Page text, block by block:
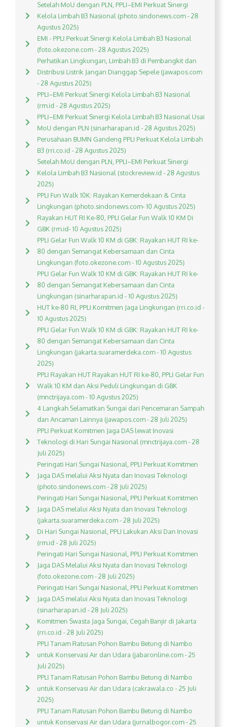
Setelah MoU dengan PLN, PPLI–EMI Perkuat Sinergi
Kelola Limbah B3 Nasional (photo.sindonews.com - 28
Agustus 2025)
EMI - PPLI Perkuat Sinergi Kelola Limbah B3 Nasional
(foto.okezone.com - 28 Agustus 2025)
Perhatikan Lingkungan, Limbah B3 di Pembangkit dan
Distribusi Listrik Jangan Dianggap Sepele (jawapos.com
- 28 Agustus 2025)
PPLI–EMI Perkuat Sinergi Kelola Limbah B3 Nasional
(rm.id - 28 Agustus 2025)
PPLI–EMI Perkuat Sinergi Kelola Limbah B3 Nasional Usai
MoU dengan PLN (sinarharapan.id - 28 Agustus 2025)
Perusahaan BUMN Gandeng PPLI Perkuat Kelola Limbah
B3 (rri.co.id - 28 Agustus 2025)
Setelah MoU dengan PLN, PPLI–EMI Perkuat Sinergi
Kelola Limbah B3 Nasional (stockreview.id - 28 Agustus
2025)
PPLI Fun Walk 10K: Rayakan Kemerdekaan & Cinta
Lingkungan (photo.sindonews.com- 10 Agustus 2025)
Rayakan HUT RI Ke-80, PPLI Gelar Fun Walk 10 KM Di
GBK (rm.id- 10 Agustus 2025)
PPLI Gelar Fun Walk 10 KM di GBK: Rayakan HUT RI ke-
80 dengan Semangat Kebersamaan dan Cinta
Lingkungan (foto.okezone.com - 10 Agustus 2025)
PPLI Gelar Fun Walk 10 KM di GBK: Rayakan HUT RI ke-
80 dengan Semangat Kebersamaan dan Cinta
Lingkungan (sinarharapan.id - 10 Agustus 2025)
HUT ke-80 RI, PPLI Komitmen Jaga Lingkungan (rri.co.id -
10 Agustus 2025)
PPLI Gelar Fun Walk 10 KM di GBK: Rayakan HUT RI ke-
80 dengan Semangat Kebersamaan dan Cinta
Lingkungan (jakarta.suaramerdeka.com - 10 Agustus
2025)
PPLI Rayakan HUT Rayakan HUT RI ke-80, PPLI Gelar Fun
Walk 10 KM dan Aksi Peduli Lingkungan di GBK
(mnctrijaya.com - 10 Agustus 2025)
4 Langkah Selamatkan Sungai dari Pencemaran Sampah
dan Ancaman Lainnya (jawapos.com - 28 Juli 2025)
PPLI Perkuat Komitmen Jaga DAS lewat Inovasi
Teknologi di Hari Sungai Nasional (mnctrijaya.com - 28
Juli 2025)
Peringati Hari Sungai Nasional, PPLI Perkuat Komitmen
Jaga DAS melalui Aksi Nyata dan Inovasi Teknologi
(photo.sindonews.com - 28 Juli 2025)
Peringati Hari Sungai Nasional, PPLI Perkuat Komitmen
Jaga DAS melalui Aksi Nyata dan Inovasi Teknologi
(jakarta.suaramerdeka.com - 28 Juli 2025)
Di Hari Sungai Nasional, PPLI Lakukan Aksi Dan Inovasi
(rm.id - 28 Juli 2025)
Peringati Hari Sungai Nasional, PPLI Perkuat Komitmen
Jaga DAS Melalui Aksi Nyata dan Inovasi Teknologi
(foto.okezone.com - 28 Juli 2025)
Peringati Hari Sungai Nasional, PPLI Perkuat Komitmen
Jaga DAS melalui Aksi Nyata dan Inovasi Teknologi
(sinarharapan.id - 28 Juli 2025)
Komitmen Swasta Jaga Sungai, Cegah Banjir di Jakarta
(rri.co.id - 28 Juli 2025)
PPLI Tanam Ratusan Pohon Bambu Betung di Nambo
untuk Konservasi Air dan Udara (jabaronline.com - 25
Juli 2025)
PPLI Tanam Ratusan Pohon Bambu Betung di Nambo
untuk Konservasi Air dan Udara (cakrawala.co - 25 Juli
2025)
PPLI Tanam Ratusan Pohon Bambu Betung di Nambo
untuk Konservasi Air dan Udara (jurnalbogor.com - 25